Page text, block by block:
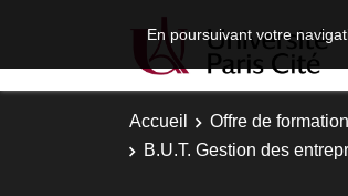
En poursuivant votre
Accueil Offre de formation
B.U.T. Gestion des